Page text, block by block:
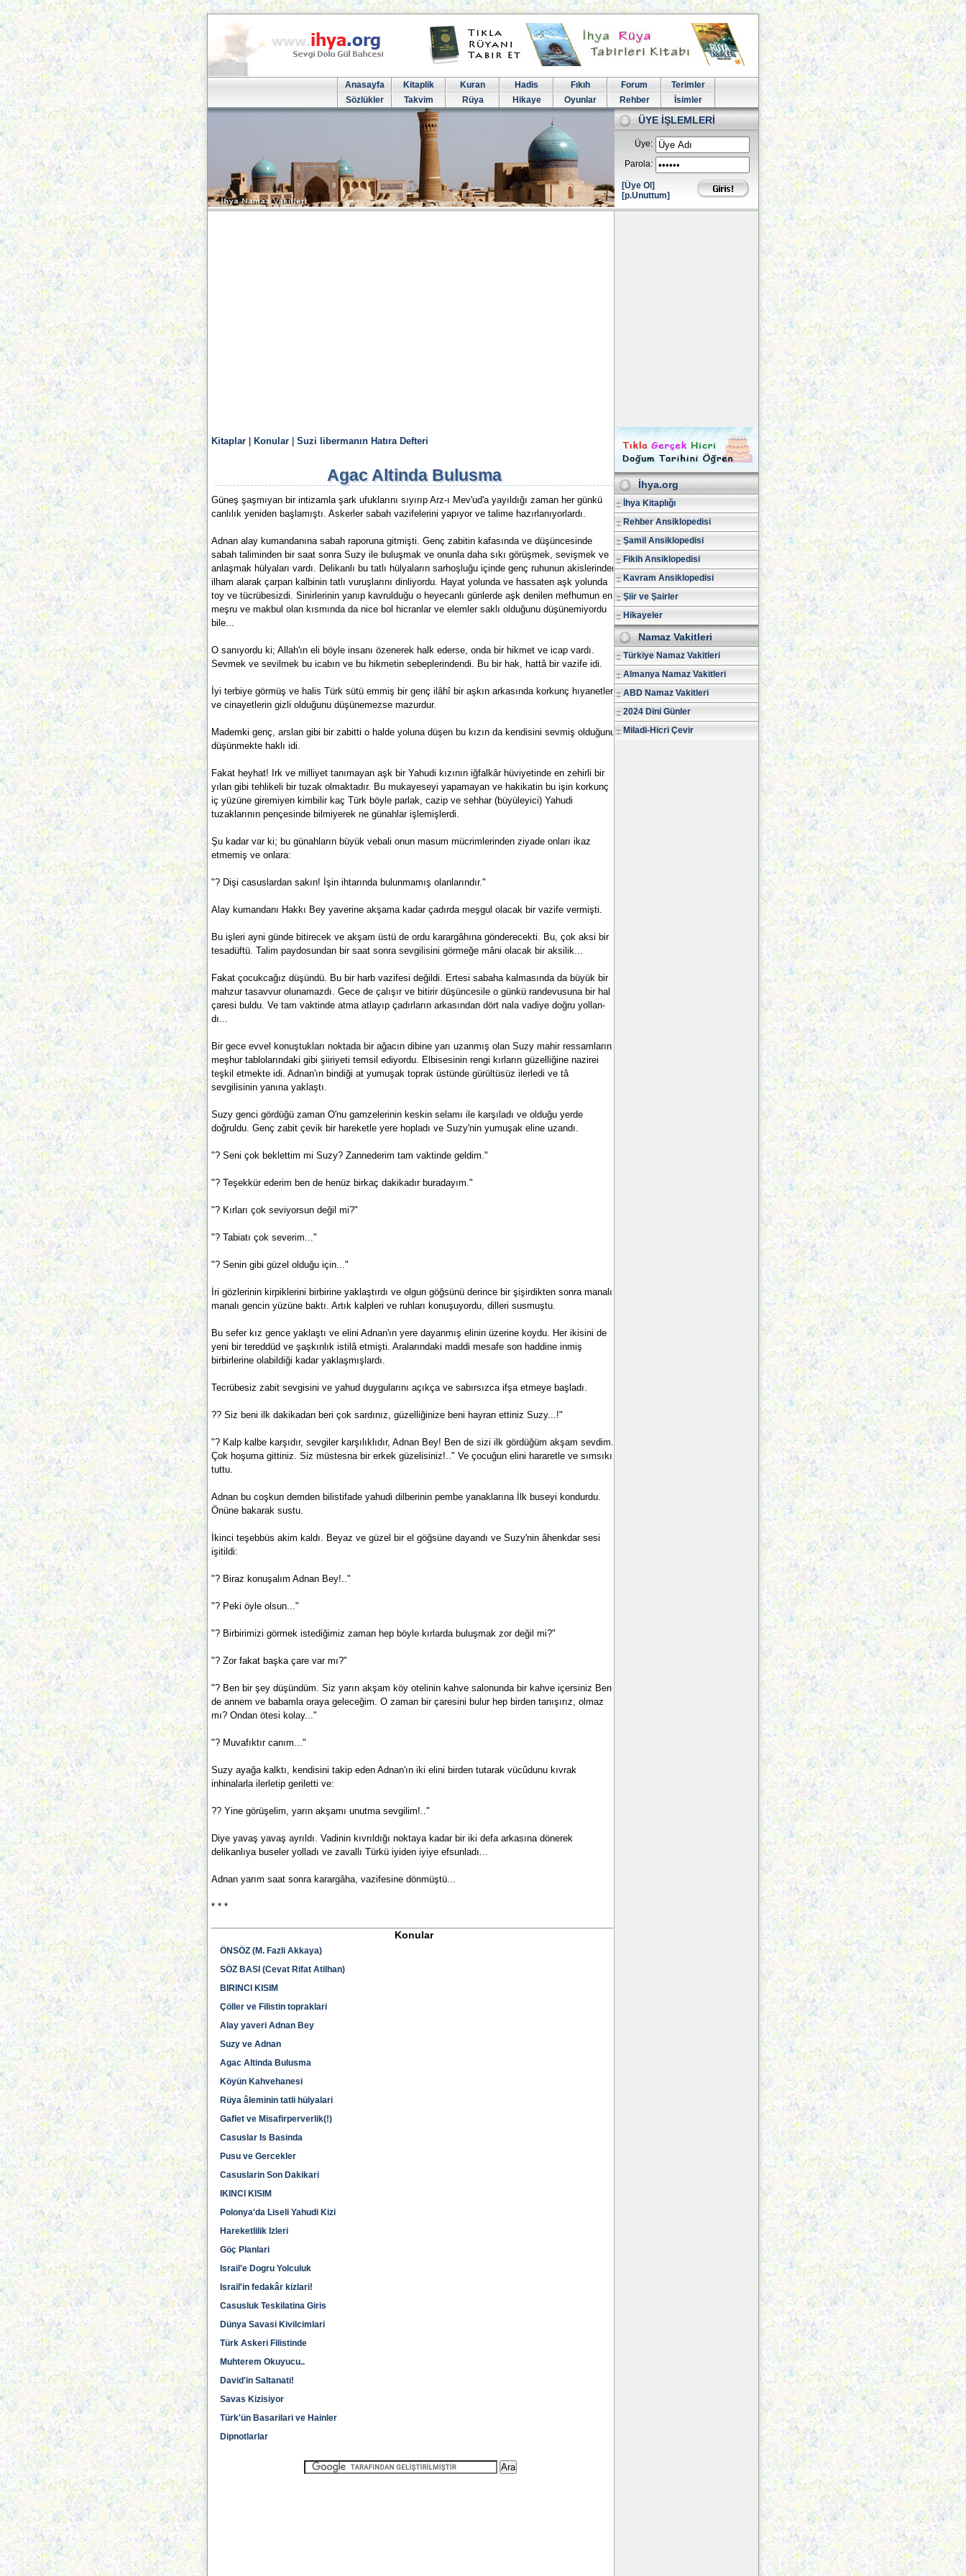
Anasayfa Kitaplik Kuran Hadis Fıkıh Forum
Terimler
Sözlükler
Takvim Rüya Hikaye Oyunlar Rehber İsimler
ÜYE İŞLEMLERİ
Üye:
Parola:
[Üye Ol]
[p.Unuttum]
Kitaplar Konular Suzi libermanın Hatıra Defteri
Agac Altinda Bulusma
Güneş şaşmıyan bir intizamla şark ufuklarını sıyırıp Arz-ı Mev'ud'a yayıldığı zaman her günkü
canlılık yeniden başla­mıştı. Askerler sabah vazifelerini yapıyor ve talime hazırla­nıyorlardı.
Adnan alay kumandanına sabah raporuna gitmişti. Genç zabitin kafasında ve düşüncesinde
sabah taliminden bir saat sonra Suzy ile buluşmak ve onunla daha sıkı görüşmek, se­vişmek ve
anlaşmak hülyaları vardı. Delikanlı bu tatlı hülya­ların sarhoşluğu içinde genç ruhunun akislerinden
ilham alarak çarpan kalbinin tatlı vuruşlarını dinliyordu. Hayat yo­lunda ve hassaten aşk yolunda
toy ve tücrübesizdi. Sinirleri­nin yanıp kavrulduğu o heyecanlı günlerde aşk denilen mef­humun en
meşru ve makbul olan kısmında da nice bol hic­ranlar ve elemler saklı olduğunu düşünemiyordu
bile...
O sanıyordu ki; Allah'ın eli böyle insanı özenerek halk ederse, onda bir hikmet ve icap vardı.
Sevmek ve sevilmek bu icabın ve bu hikmetin sebeplerindendi. Bu bir hak, hattâ bir vazife idi.
İyi terbiye görmüş ve halis Türk sütü emmiş bir genç ilâhî bir aşkın arkasında korkunç hıyanetler
ve cinayetlerin gizli olduğunu düşünemezse mazurdur.
Mademki genç, arslan gibi bir zabitti o halde yoluna dü­şen bu kızın da kendisini sevmiş olduğunu
düşünmekte haklı idi.
Fakat heyhat! Irk ve milliyet tanımayan aşk bir Yahudi kı­zının iğfalkâr hüviyetinde en zehirli bir
yılan gibi tehlikeli bir tuzak olmaktadır. Bu mukayeseyi yapamayan ve hakikatin bu işin korkunç
iç yüzüne giremiyen kimbilir kaç Türk böyle parlak, cazip ve sehhar (büyüleyici) Yahudi
tuzaklarının pençesinde bilmiyerek ne günahlar işlemişlerdi.
Şu kadar var ki; bu günahların büyük vebali onun masum mücrimlerinden ziyade onları ikaz
etmemiş ve onlara:
"? Dişi casuslardan sakın! İşin ihtarında bulunmamış olanlarındır."
Alay kumandanı Hakkı Bey yaverine akşama kadar çadır­da meşgul olacak bir vazife vermişti.
Bu işleri ayni günde bitirecek ve akşam üstü de ordu karargâhına gönderecekti. Bu, çok aksi bir
tesadüftü. Talim paydosundan bir saat sonra sevgilisini görmeğe mâni olacak bir aksilik...
Fakat çocukcağız düşündü. Bu bir harb vazifesi değildi. Ertesi sabaha kalmasında da büyük bir
mahzur tasavvur olunamazdı. Gece de çalışır ve bitirir düşüncesile o günkü randevusuna bir hal
çaresi buldu. Ve tam vaktinde atma at­layıp çadırların arkasından dört nala vadiye doğru yollan­
dı...
Bir gece evvel konuştukları noktada bir ağacın dibine yarı uzanmış olan Suzy mahir ressamların
meşhur tablolarındaki gibi şiiriyeti temsil ediyordu. Elbisesinin rengi kırların güzel­liğine nazirei
teşkil etmekte idi. Adnan'ın bindiği at yumu­şak toprak üstünde gürültüsüz ilerledi ve tâ
sevgilisinin ya­nına yaklaştı.
Suzy genci gördüğü zaman O'nu gamzelerinin keskin se­lamı ile karşıladı ve olduğu yerde
doğruldu. Genç zabit çe­vik bir hareketle yere hopladı ve Suzy'nin yumuşak eline uzandı.
"? Seni çok beklettim mi Suzy? Zannederim tam vaktin­de geldim."
"? Teşekkür ederim ben de henüz birkaç dakikadır bu­radayım."
"? Kırları çok seviyorsun değil mi?"
"? Tabiatı çok severim..."
"? Senin gibi güzel olduğu için..."
İri gözlerinin kirpiklerini birbirine yaklaştırdı ve olgun göğsünü derince bir şişirdikten sonra manalı
manalı gencin yüzüne baktı. Artık kalpleri ve ruhları konuşuyordu, dilleri susmuştu.
Bu sefer kız gence yaklaştı ve elini Adnan'ın yere dayan­mış elinin üzerine koydu. Her ikisini de
yeni bir tereddüd ve şaşkınlık istilâ etmişti. Aralarındaki maddi mesafe son had­dine inmiş
birbirlerine olabildiği kadar yaklaşmışlardı.
Tecrübesiz zabit sevgisini ve yahud duygularını açıkça ve sabırsızca ifşa etmeye başladı.
?? Siz beni ilk dakikadan beri çok sardınız, güzelliğinize beni hayran ettiniz Suzy...!"
"? Kalp kalbe karşıdır, sevgiler karşılıklıdır, Adnan Bey! Ben de sizi ilk gördüğüm akşam sevdim.
Çok hoşuma gitti­niz. Siz müstesna bir erkek güzelisiniz!.." Ve çocuğun elini hararetle ve sımsıkı
tuttu.
Adnan bu coşkun demden bilistifade yahudi dilberinin pembe yanaklarına İlk buseyi kondurdu.
Önüne bakarak sustu.
İkinci teşebbüs akim kaldı. Beyaz ve güzel bir el göğsüne dayandı ve Suzy'nin âhenkdar sesi
işitildi:
"? Biraz konuşalım Adnan Bey!.."
"? Peki öyle olsun..."
"? Birbirimizi görmek istediğimiz zaman hep böyle kır­larda buluşmak zor değil mi?"
"? Zor fakat başka çare var mı?"
"? Ben bir şey düşündüm. Siz yarın akşam köy otelinin kahve salonunda bir kahve içersiniz Ben
de annem ve ba­bamla oraya geleceğim. O zaman bir çaresini bulur hep bir­den tanışırız, olmaz
mı? Ondan ötesi kolay..."
"? Muvafıktır canım..."
Suzy ayağa kalktı, kendisini takip eden Adnan'ın iki elini birden tutarak vücûdunu kıvrak
inhinalarla ilerletip geriletti ve:
?? Yine görüşelim, yarın akşamı unutma sevgilim!.."
Diye yavaş yavaş ayrıldı. Vadinin kıvrıldığı noktaya ka­dar bir iki defa arkasına dönerek
delikanlıya buseler yolladı ve zavallı Türkü iyiden iyiye efsunladı...
Adnan yarım saat sonra karargâha, vazifesine dönmüş­tü...
* * *
Konular
ÖNSÖZ (M. Fazli Akkaya)
SÖZ BASI (Cevat Rifat Atilhan)
BIRINCI KISIM
Çöller ve Filistin topraklari
Alay yaveri Adnan Bey
Suzy ve Adnan
Agac Altinda Bulusma
Köyün Kahvehanesi
Rüya âleminin tatli hülyalari
Gaflet ve Misafirperverlik(!)
Casuslar Is Basinda
Pusu ve Gercekler
Casuslarin Son Dakikari
IKINCI KISIM
Polonya'da Liseli Yahudi Kizi
Hareketlilik Izleri
Göç Planlari
Israil'e Dogru Yolculuk
Israil'in fedakâr kizlari!
Casusluk Teskilatina Giris
Dünya Savasi Kivilcimlari
Türk Askeri Filistinde
Muhterem Okuyucu..
David'in Saltanati!
Savas Kizisiyor
Türk'ün Basarilari ve Hainler
Dipnotlarlar
İhya.org
İhya Kitaplığı
Rehber Ansiklopedisi
Şamil Ansiklopedisi
Fikih Ansiklopedisi
Kavram Ansiklopedisi
Şiir ve Şairler
Hikayeler
Namaz Vakitleri
Türkiye Namaz Vakitleri
Almanya Namaz Vakitleri
ABD Namaz Vakitleri
2024 Dini Günler
Miladi-Hicri Çevir